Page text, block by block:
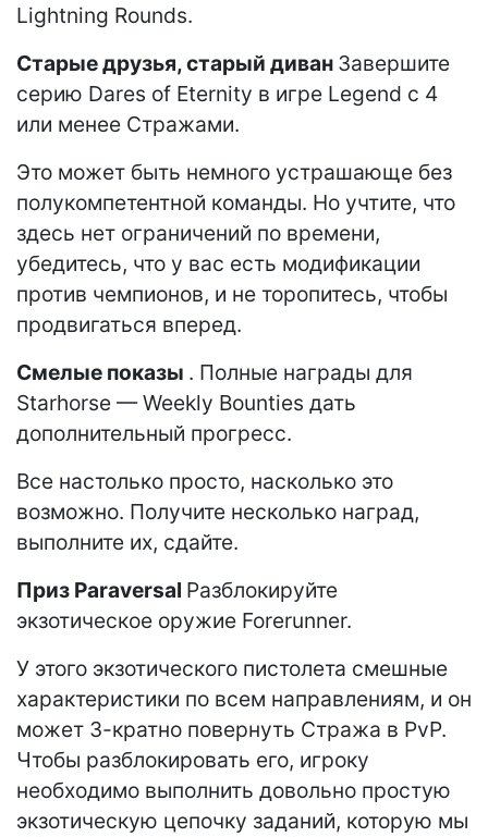
Lightning Rounds.
Старые друзья, старый диван Завершите
серию Dares of Eternity в игре Legend с 4
или менее Стражами.
Это может быть немного устрашающе без
полукомпетентной команды. Но учтите, что
здесь нет ограничений по времени,
убедитесь, что у вас есть модификации
против чемпионов, и не торопитесь, чтобы
продвигаться вперед.
Смелые показы . Полные награды для
Starhorse — Weekly Bounties дать
дополнительный прогресс.
Все настолько просто, насколько это
возможно. Получите несколько наград,
выполните их, сдайте.
Приз Paraversal Разблокируйте
экзотическое оружие Forerunner.
У этого экзотического пистолета смешные
характеристики по всем направлениям, и он
может 3-кратно повернуть Стража в PvP.
Чтобы разблокировать его, игроку
необходимо выполнить довольно простую
экзотическую цепочку заданий, которую мы